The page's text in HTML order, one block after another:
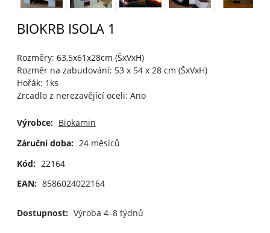
BIOKRB ISOLA 1
Rozměry: 63,5x61x28cm (ŠxVxH)
Rozměr na zabudování: 53 x 54 x 28 cm (ŠxVxH)
Hořák: 1ks
Zrcadlo z nerezavějící oceli: Ano
Výrobce: Biokamin
Záruční doba: 24 měsíců
Kód: 22164
EAN: 8586024022164
Dostupnost: Výroba 4–8 týdnů